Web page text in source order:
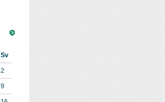
Sv
2
9